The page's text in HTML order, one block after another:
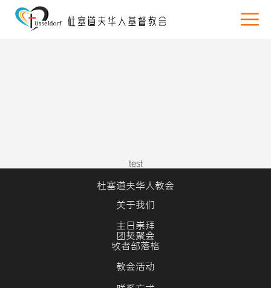
test
杜塞道夫华人教会
关于我们
主日崇拜
团契聚会
牧者部落格
教会活动